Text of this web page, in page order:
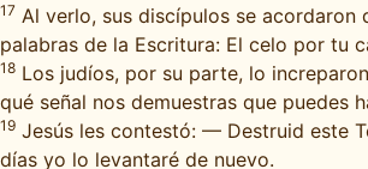
17 Al verlo, sus discípulos se acordaron
palabras de la Escritura: El celo por tu
18 Los judíos, por su parte, lo
qué señal nos demuestras que puedes
19 Jesús les contestó: — Destruid este
días yo lo levantaré de nuevo.